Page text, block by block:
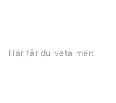
Här får du veta mer: